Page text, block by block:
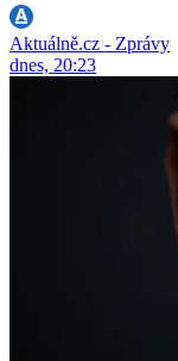
Aktuálně.cz - Zprávy
dnes, 20:23